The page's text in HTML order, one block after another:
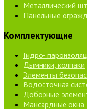
Металлический
Панельные
Комплектующие
Гидро-
Дымники, колпаки
Элементы
Водосточная
Доборные
Мансардные окна